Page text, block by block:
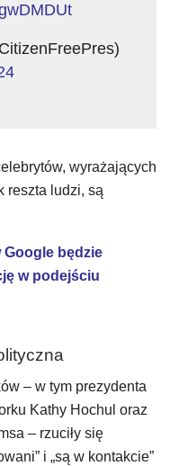
wyrażających
reszta ludzi, są
Google będzie
w podejściu
– w tym prezydenta
Kathy Hochul oraz
– rzuciły się
i „są w kontakcie”